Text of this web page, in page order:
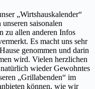
„Wirtshauskalender“
saisonalen
zu allen anderen Infos
Es macht uns sehr
genommen und darin
wird. Vielen herzlichen
wieder Gewohntes
„Grillabenden“ im
können, wie wir